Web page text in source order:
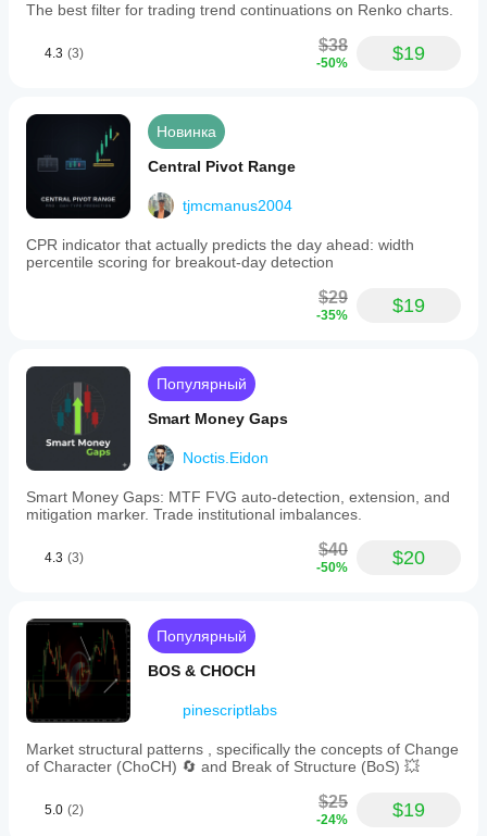
: Confirmed points never change
Zone Management
charts clean
✅ Customizable: 15+ parameters for any trading
✅ API Access: Full programmatic control for bots
vs. Paid Alternatives
✅ Professional Quality: Institutional-grade
: 50+ pages of guides and
issues
✅ Actively Maintained: Regular updates and
improvements
🎓 WHO IS THIS FOR?
✅ Perfect For:
Learn market structure visually
Build confidence with clear levels
Intermediate Traders
Refine entry and exit timing
Add multi-timeframe analysis to your toolkit
Increase win rate with better level identification
Automate swing-based strategies
The best filter for trading trend continuations on Renko charts.
4.3 (3) $38
-50% $19
Новинка
Central Pivot Range
tjmcmanus2004
CPR indicator that actually predicts the day ahead: width
percentile scoring for breakout-day detection
$29
-35% $19
Популярный
Smart Money Gaps
Noctis.Eidon
Smart Money Gaps: MTF FVG auto-detection, extension, and
mitigation marker. Trade institutional imbalances.
4.3 (3) $40
-50% $20
Популярный
BOS & CHOCH
pinescriptlabs
Market structural patterns , specifically the concepts of Change
of Character (ChoCH) 🔄 and Break of Structure (BoS) 💥
5.0 (2) $25
-24% $19